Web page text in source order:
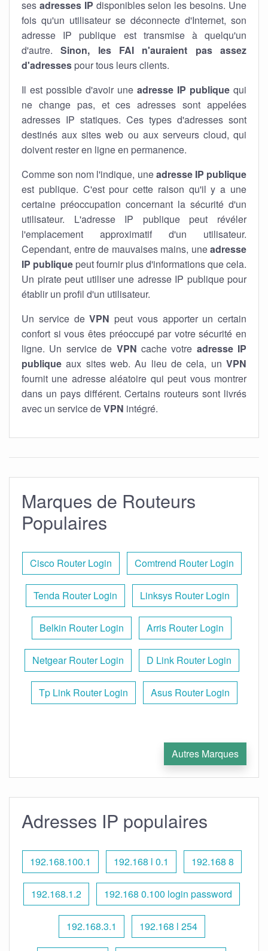
ses adresses IP disponibles selon les besoins. Une
fois qu'un utilisateur se déconnecte d'Internet, son
adresse IP publique est transmise à quelqu'un
d'autre.Sinon, les FAI n'auraient pas assez
d'adresses pour tous leurs clients.
Il est possible d'avoir une adresse IP publique qui
ne change pas, et ces adresses sont appelées
adresses IP statiques. Ces types d'adresses sont
destinés aux sites web ou aux serveurs cloud, qui
doivent rester en ligne en permanence.
Comme son nom l'indique, uneadresse IP publique
est publique. C'est pour cette raison qu'il y a une
certaine préoccupation concernant la sécurité d'un
utilisateur. L'adresse IP publique peut révéler
l'emplacement approximatif d'un utilisateur.
Cependant, entre de mauvaises mains, uneadresse
IP publique peut fournir plus d'informations que cela.
Un pirate peut utiliser une adresse IP publique pour
établir un profil d'un utilisateur.
Un service deVPN peut vous apporter un certain
confort si vous êtes préoccupé par votre sécurité en
ligne. Un service de VPN cache votre adresse IP
publique aux sites web. Au lieu de cela, un VPN
fournit une adresse aléatoire qui peut vous montrer
dans un pays différent. Certains routeurs sont livrés
avec un service deVPN intégré.
Marques de Routeurs
Populaires
Cisco Router Login Comtrend Router Login
Tenda Router Login Linksys Router Login
Belkin Router Login Arris Router Login
Netgear Router Login D Link Router Login
Tp Link Router Login Asus Router Login
Autres Marques
Adresses IP populaires
192.168.100.1 192.168 l 0.1 192.168 8
192.168.1.2 192.168 0.100 login password
192.168.3.1 192.168 l 254